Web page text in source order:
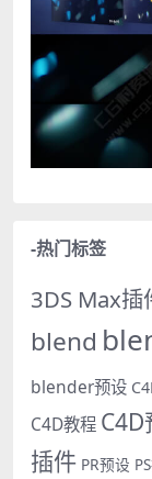
-热门标签
3DS Max插
blend
blender预设
C4D教程 C4D
插件 PR预设